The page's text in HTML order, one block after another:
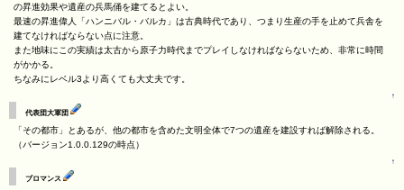
の昇進効果や遺産の兵馬俑を建てるとよい。
最速の昇進偉人「ハンニバル・バルカ」は古典時代であり、つまり生産の手を止めて兵舎を
建てなければならない点に注意。
また地味にこの実績は太古から原子力時代までプレイしなければならないため、非常に時間
がかかる。
ちなみにレベル3より高くても大丈夫です。
↑
代表団大軍団
「その都市」とあるが、他の都市を含めた文明全体で7つの遺産を建設すれば解除される。
（バージョン1.0.0.129の時点）
↑
ブロマンス